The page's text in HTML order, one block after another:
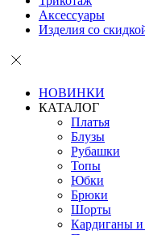
Аксессуары
Изделия со
НОВИНКИ
КАТАЛОГ
Платья
Блузы
Рубашки
Топы
Юбки
Брюки
Шорты
Кардиганы